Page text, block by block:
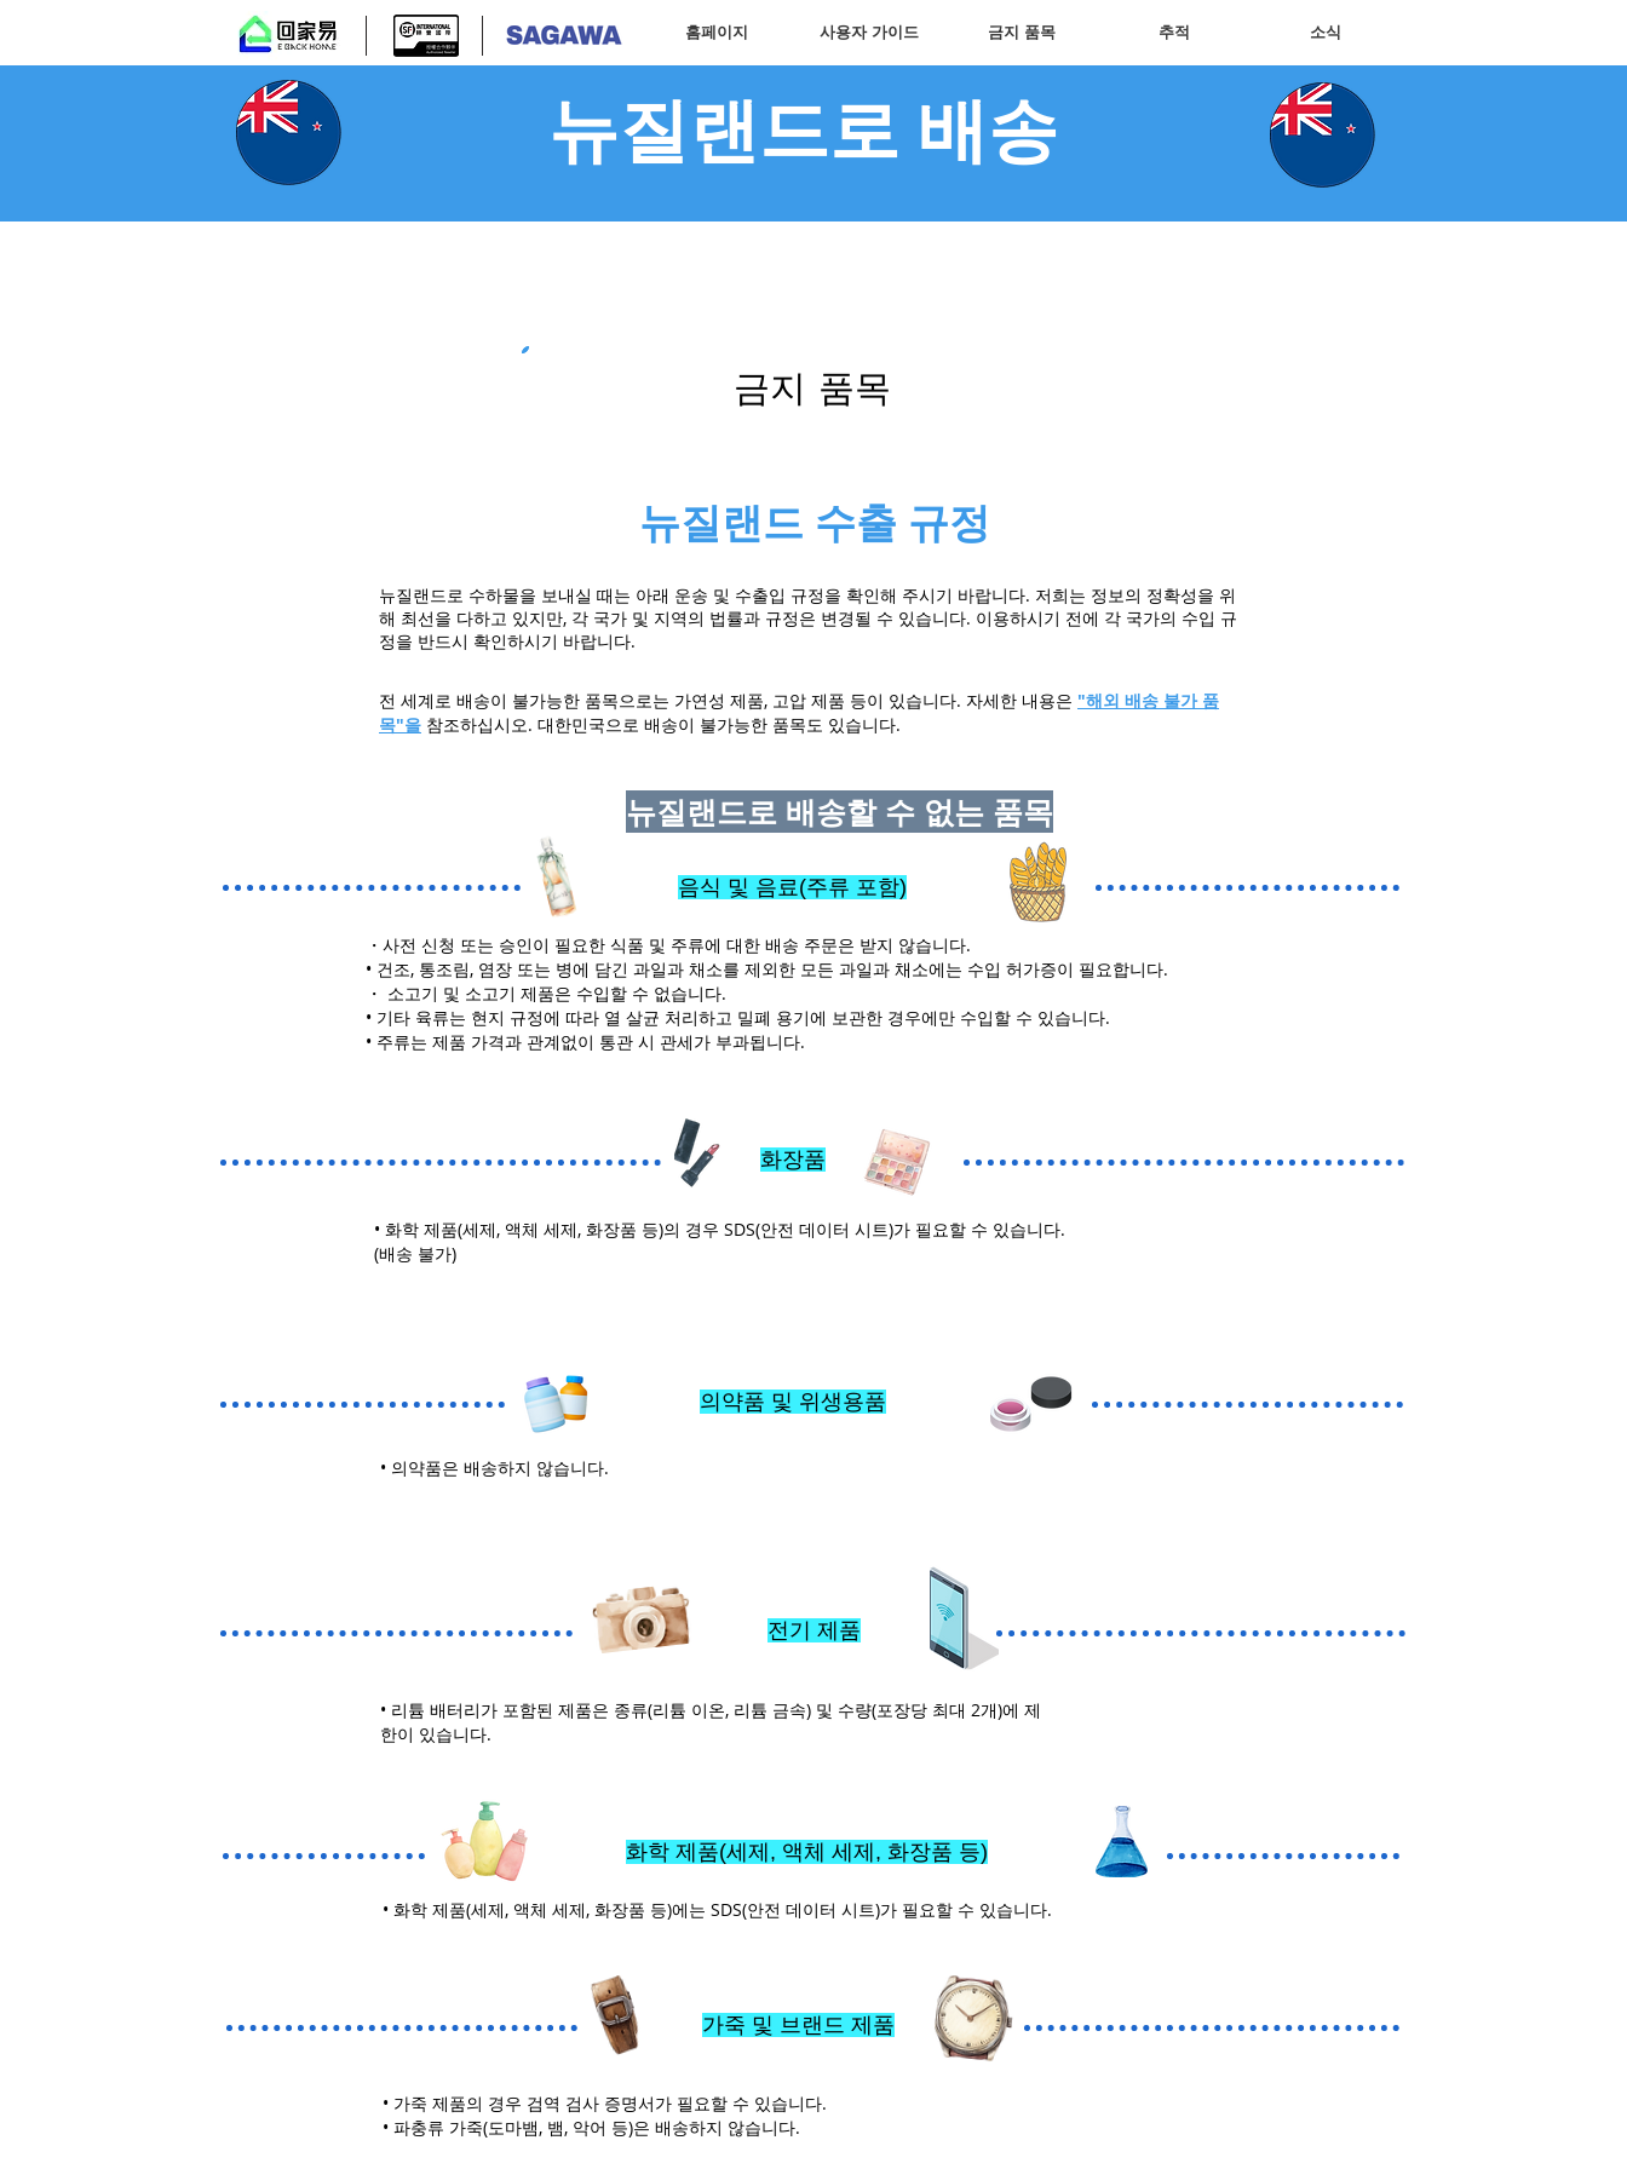
홈페이지 사용자 가이드 금지 품목 추적 소식
뉴질랜드로 배송
금지 품목
뉴질랜드 수출 규정
뉴질랜드로 수하물을 보내실 때는 아래 운송 및 수출입 규정을 확인해 주시기 바랍니다. 저희는 정보의 정확성을 위
해 최선을 다하고 있지만, 각 국가 및 지역의 법률과 규정은 변경될 수 있습니다. 이용하시기 전에 각 국가의 수입 규
정을 반드시 확인하시기 바랍니다.
전 세계로 배송이 불가능한 품목으로는 가연성 제품, 고압 제품 등이 있습니다. 자세한 내용은 "해외 배송 불가 품
목"을 참조하십시오. 대한민국으로 배송이 불가능한 품목도 있습니다.
뉴질랜드로 배송할 수 없는 품목
음식 및 음료(주류 포함)
・ 사전 신청 또는 승인이 필요한 식품 및 주류에 대한 배송 주문은 받지 않습니다.
• 건조, 통조림, 염장 또는 병에 담긴 과일과 채소를 제외한 모든 과일과 채소에는 수입 허가증이 필요합니다.
・ 소고기 및 소고기 제품은 수입할 수 없습니다.
• 기타 육류는 현지 규정에 따라 열 살균 처리하고 밀폐 용기에 보관한 경우에만 수입할 수 있습니다.
• 주류는 제품 가격과 관계없이 통관 시 관세가 부과됩니다.
화장품
• 화학 제품(세제, 액체 세제, 화장품 등)의 경우 SDS(안전 데이터 시트)가 필요할 수 있습니다.
(배송 불가)
의약품 및 위생용품
• 의약품은 배송하지 않습니다.
전기 제품
• 리튬 배터리가 포함된 제품은 종류(리튬 이온, 리튬 금속) 및 수량(포장당 최대 2개)에 제
한이 있습니다.
화학 제품(세제, 액체 세제, 화장품 등)
• 화학 제품(세제, 액체 세제, 화장품 등)에는 SDS(안전 데이터 시트)가 필요할 수 있습니다.
가죽 및 브랜드 제품
• 가죽 제품의 경우 검역 검사 증명서가 필요할 수 있습니다.
• 파충류 가죽(도마뱀, 뱀, 악어 등)은 배송하지 않습니다.